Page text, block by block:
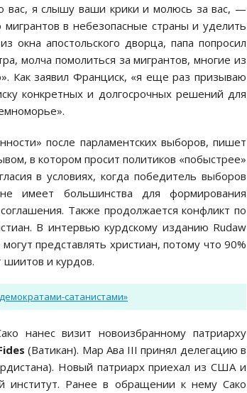
я слышу ваши крики и молюсь за вас, —
в небезопасные страны и уделить
окна апостольского дворца, папа попросил
молча помолиться за мигрантов, многие из
Как заявил Франциск, «я еще раз призываю
конкретных и долгосрочных решений для
после парламентских выборов, пишет
в котором просит политиков «побыстрее»
в условиях, когда победитель выборов
имеет большинства для формирования
Также продолжается конфликт по
В интервью курдскому изданию Rudaw
представлять христиан, потому что 90%
шиитов и курдов.
сатанистами»
нанес визит новоизбранному патриарху
(Ватикан). Мар Ава III принял делегацию в
Новый патриарх приехал из США и
институт. Ранее в обращении к нему Сако